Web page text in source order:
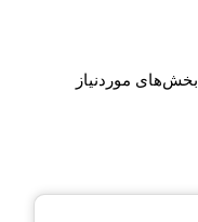
بخش‌های موردنیاز